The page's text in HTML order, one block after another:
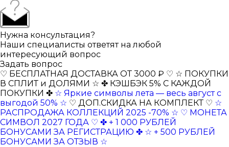
Нужна консультация?
Наши специалисты ответят на любой
интересующий вопрос
Задать вопрос
♡ БЕСПЛАТНАЯ ДОСТАВКА ОТ 3000 ₽ ♡ ☆ ПОКУПКИ
В СПЛИТ и ДОЛЯМИ ☆ ✤ КЭШБЭК 5% С КАЖДОЙ
ПОКУПКИ ✤ ☆ Яркие символы лета — весь август с
выгодой 50% ☆ ♡ ДОП.СКИДКА НА КОМПЛЕКТ ♡ ☆
РАСПРОДАЖА КОЛЛЕКЦИЙ 2025 -70% ☆ ♡ МОНЕТА
СИМВОЛ 2027 ГОДА ♡ ✤ + 1 000 РУБЛЕЙ
БОНУСАМИ ЗА РЕГИСТРАЦИЮ ✤ ☆ + 500 РУБЛЕЙ
БОНУСАМИ ЗА ОТЗЫВ ☆